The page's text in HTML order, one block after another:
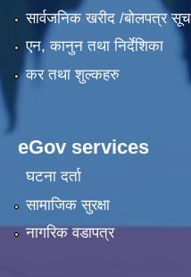
सार्वजनिक खरीद /बोलपत्र
एन, कानुन तथा निर्देशिका
कर तथा शुल्कहरु
eGov services
घटना दर्ता
सामाजिक सुरक्षा
नागरिक वडापत्र